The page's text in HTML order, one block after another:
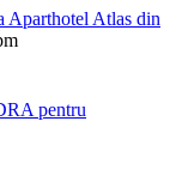
Aparthotel Atlas din
pentru